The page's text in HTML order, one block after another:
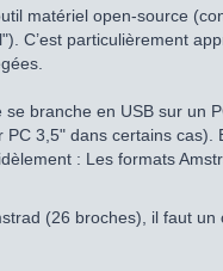
matériel open-source
C’est particulièrement
se branche en USB sur un
PC 3,5" dans certains
: Les formats
(26 broches), il faut